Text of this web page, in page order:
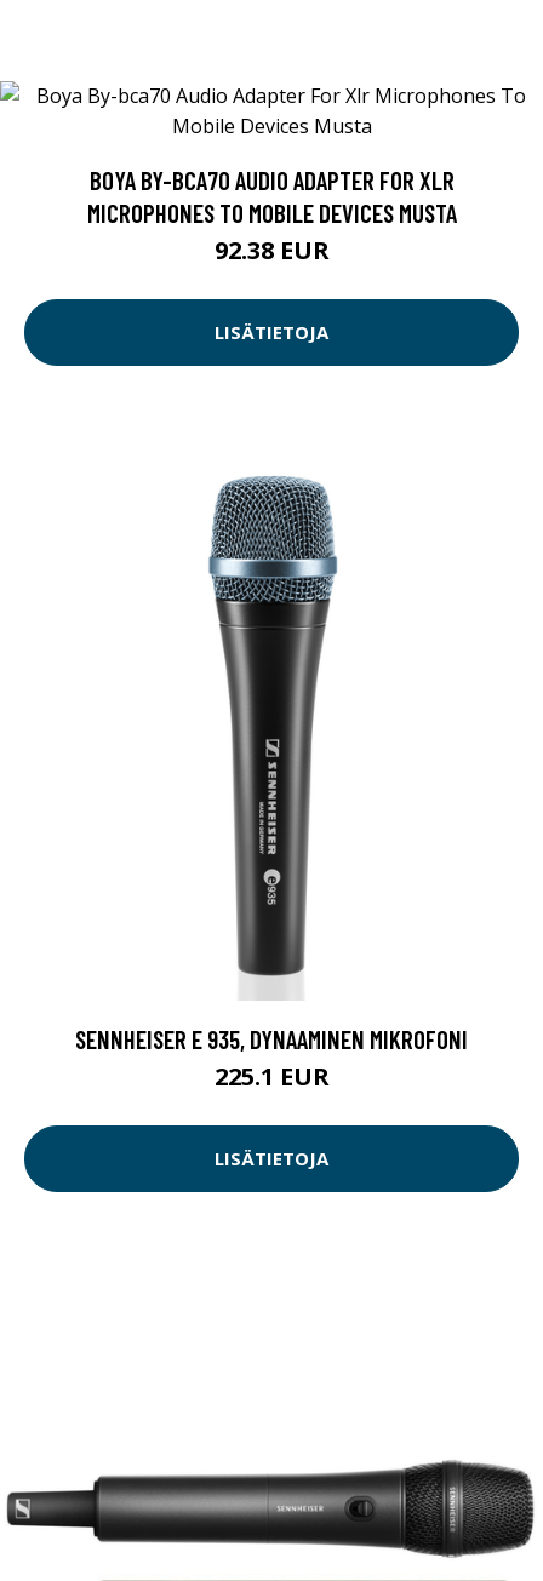
BOYA BY-BCA70 AUDIO ADAPTER FOR XLR
MICROPHONES TO MOBILE DEVICES MUSTA
92.38 EUR
LISÄTIETOJA
SENNHEISER E 935, DYNAAMINEN MIKROFONI
225.1 EUR
LISÄTIETOJA